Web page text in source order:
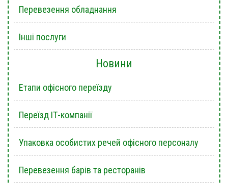
Перевезення обладнання
Інші послуги
Новини
Етапи офісного переїзду
Переїзд ІТ-компанії
Упаковка особистих речей офісного персоналу
Перевезення барів та ресторанів